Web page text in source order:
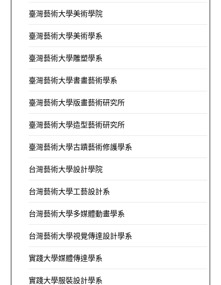
臺灣藝術大學美術學院
臺灣藝術大學美術學系
臺灣藝術大學雕塑學系
臺灣藝術大學書畫藝術學系
臺灣藝術大學版畫藝術研究所
臺灣藝術大學造型藝術研究所
臺灣藝術大學古蹟藝術修護學系
台灣藝術大學設計學院
台灣藝術大學工藝設計系
台灣藝術大學多媒體動畫學系
台灣藝術大學視覺傳達設計學系
實踐大學媒體傳達學系
實踐大學服裝設計學系